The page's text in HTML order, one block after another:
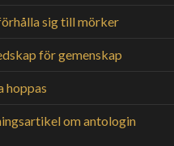
sig till mörker
för gemenskap
hoppas
om antologin